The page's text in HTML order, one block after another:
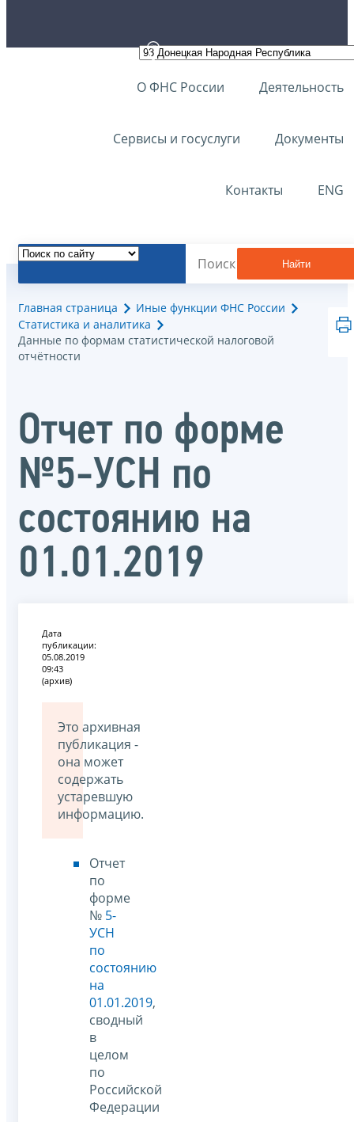
О ФНС России Деятельность
Сервисы и госуслуги Документы
Контакты ENG
Найти
Главная страница
Иные функции ФНС России
Статистика и аналитика
Данные по формам статистической налоговой
отчётности
Отчет по форме
№5-УСН по
состоянию на
01.01.2019
Дата
публикации:
05.08.2019
09:43
(архив)
Это архивная
публикация -
она может
содержать
устаревшую
информацию.
Отчет
по
форме
№ 5-
УСН
по
состоянию
на
01.01.2019,
сводный
в
целом
по
Российской
Федерации